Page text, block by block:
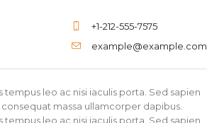
+1-212-555-7575
example@example.com
leo ac nisi iaculis porta. Sed sapien
massa ullamcorper dapibus.
leo ac nisi iaculis porta. Sed sapien